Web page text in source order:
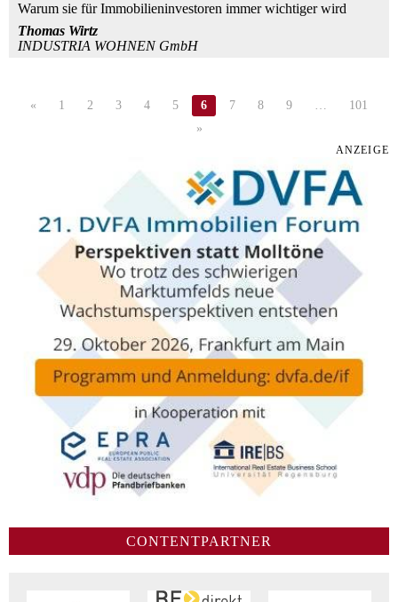
Warum sie für Immobilieninvestoren immer wichtiger wird
Thomas Wirtz
INDUSTRIA WOHNEN GmbH
« 1 2 3 4 5 6 7 8 9 …
101
»
ANZEIGE
CONTENTPARTNER